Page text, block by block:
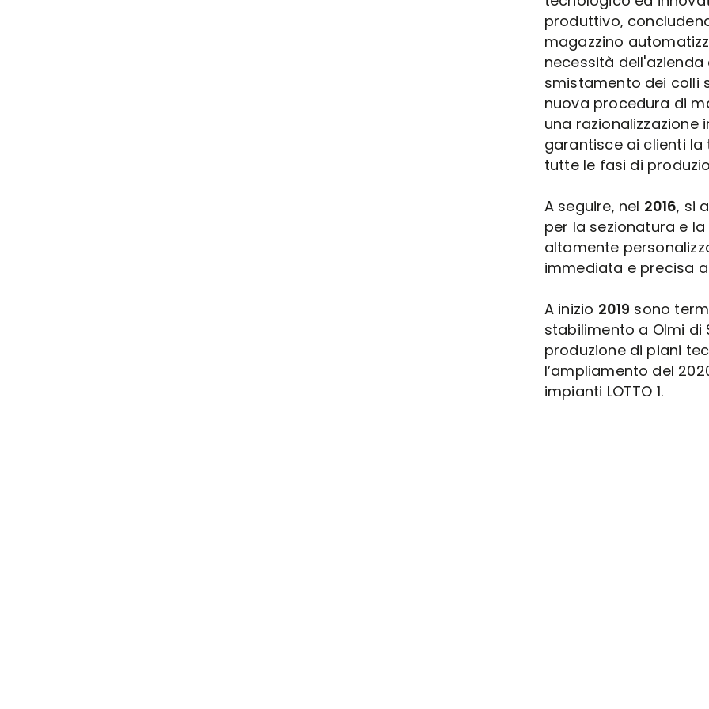
produttivo,
magazzino
necessità
smistamento dei colli
nuova procedura di
una razionalizzazione
garantisce ai clienti
tutte le fasi di
A seguire, nel 2016, si
per la sezionatura e
altamente
immediata e precisa
A inizio 2019 sono
stabilimento a Olmi di
produzione di piani
l’ampliamento del
impianti LOTTO 1.